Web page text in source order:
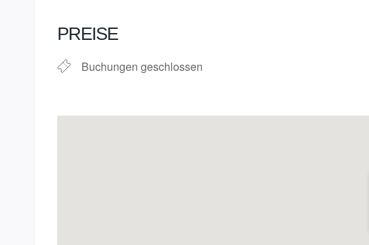
PREISE
Buchungen geschlossen